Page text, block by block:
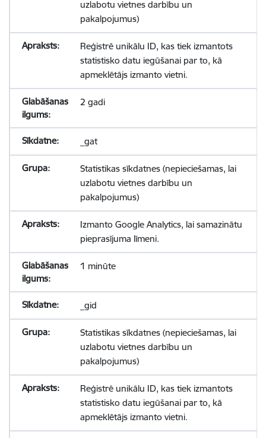
uzlabotu vietnes darbību un
pakalpojumus)
Reģistrē unikālu ID, kas tiek izmantots
statistisko datu iegūšanai par to, kā
apmeklētājs izmanto vietni.
2 gadi
_gat
Statistikas sīkdatnes (nepieciešamas, lai
uzlabotu vietnes darbību un
pakalpojumus)
Izmanto Google Analytics, lai samazinātu
pieprasījuma līmeni.
1 minūte
_gid
Statistikas sīkdatnes (nepieciešamas, lai
uzlabotu vietnes darbību un
pakalpojumus)
Reģistrē unikālu ID, kas tiek izmantots
statistisko datu iegūšanai par to, kā
apmeklētājs izmanto vietni.